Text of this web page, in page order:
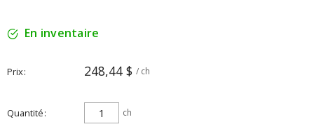
En inventaire
Prix 248,44 $ / ch
Quantité ch